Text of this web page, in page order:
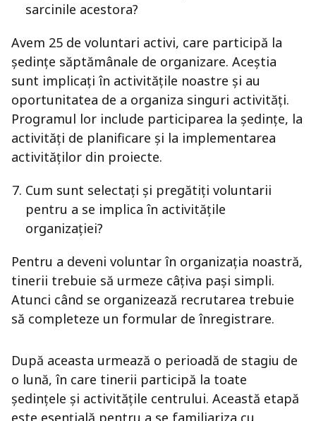
sarcinile acestora?
Avem 25 de voluntari activi, care participă la
ședințe săptămânale de organizare. Aceștia
sunt implicați în activitățile noastre și au
oportunitatea de a organiza singuri activități.
Programul lor include participarea la ședințe, la
activități de planificare și la implementarea
activităților din proiecte.
Cum sunt selectați și pregătiți voluntarii
pentru a se implica în activitățile
organizației?
Pentru a deveni voluntar în organizația noastră,
tinerii trebuie să urmeze câțiva pași simpli.
Atunci când se organizează recrutarea trebuie
să completeze un formular de înregistrare.
După aceasta urmează o perioadă de stagiu de
o lună, în care tinerii participă la toate
ședințele și activitățile centrului. Această etapă